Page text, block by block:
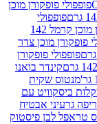
מוכן
פופפולי פופקורן מוכן קרמל 142
צדר
בואנו
עם
אבטיח
פיסטוק